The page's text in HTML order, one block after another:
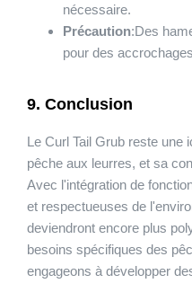
nécessaire.
Précaution:Des
pour des
9. Conclusion
Le Curl Tail Grub reste une
pêche aux leurres, et sa
Avec l'intégration de
et respectueuses de
deviendront encore plus
besoins spécifiques des
engageons à développer